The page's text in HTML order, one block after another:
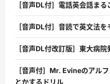
［音声DL付］電話英会話ま
［音声DL付］音読で英文法
［音声DL付改訂版］東大病
［音声付］Mr. Evineのアル
とかするドリル